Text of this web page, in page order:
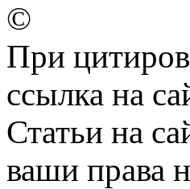
©
При
ссылка на
Статьи на
ваши права